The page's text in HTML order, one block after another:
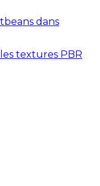
dans
textures PBR